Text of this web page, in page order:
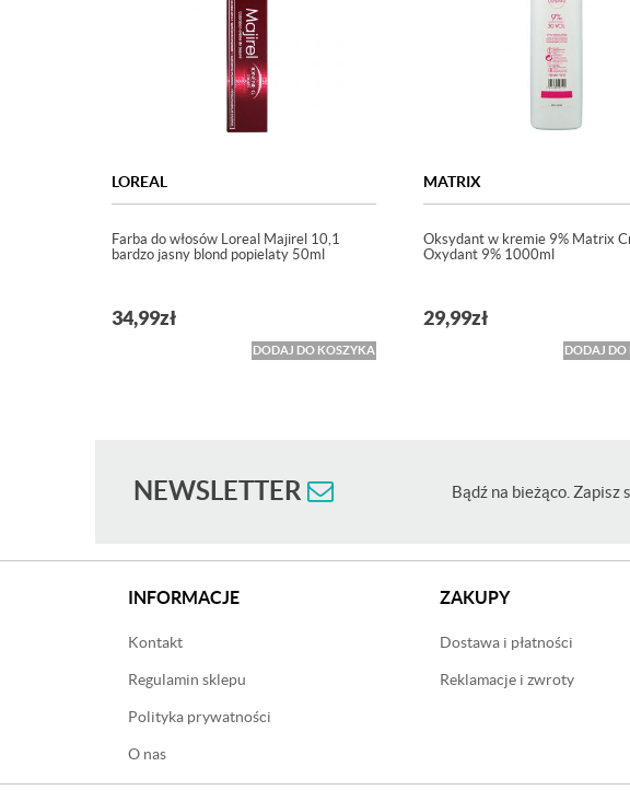
LOREAL
Farba do włosów Loreal Majirel 10,1
bardzo jasny blond popielaty 50ml
34,99zł
DODAJ DO KOSZYKA
MATRIX
Oksydant w kremie 9% Matrix
Oxydant 9% 1000ml
29,99zł
DODAJ
NEWSLETTER Bądź na bieżąco. Zapisz
INFORMACJE
Kontakt
Regulamin sklepu
Polityka prywatności
O nas
ZAKUPY
Dostawa i płatności
Reklamacje i zwroty